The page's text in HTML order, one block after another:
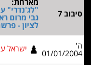
ע"ש
מרום ראשון 1.0
3.0
ישראל עופר 0
-
1